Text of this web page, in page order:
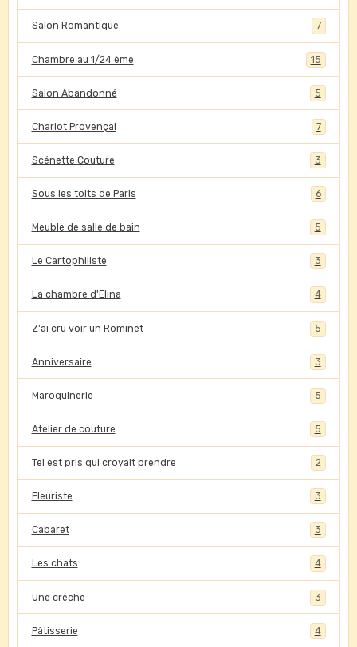
Salon Romantique 7
Chambre au 1/24 ème 15
Salon Abandonné 5
Chariot Provençal 7
Scénette Couture 3
Sous les toits de Paris 6
Meuble de salle de bain 5
Le Cartophiliste 3
La chambre d'Elina 4
Z'ai cru voir un Rominet 5
Anniversaire 3
Maroquinerie 5
Atelier de couture 5
Tel est pris qui croyait prendre 2
Fleuriste 3
Cabaret 3
Les chats 4
Une crèche 3
Pâtisserie 4